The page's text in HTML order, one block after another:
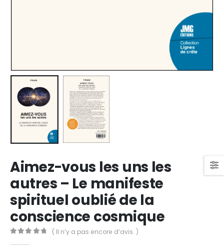
Aimez-vous les uns les
autres – Le manifeste
spirituel oublié de la
conscience cosmique
( Il n’y a pas encore d’avis. )